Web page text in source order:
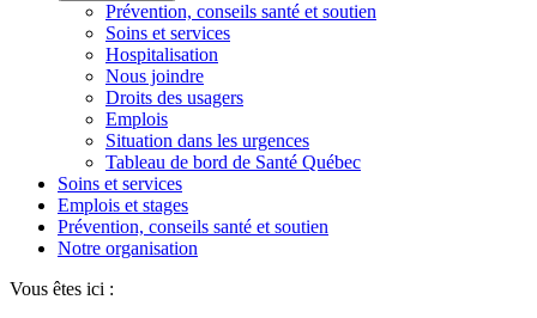
Prévention, conseils santé et soutien
Soins et services
Hospitalisation
Nous joindre
Droits des usagers
Emplois
Situation dans les urgences
Tableau de bord de Santé Québec
Soins et services
Emplois et stages
Prévention, conseils santé et soutien
Notre organisation
Vous êtes ici :